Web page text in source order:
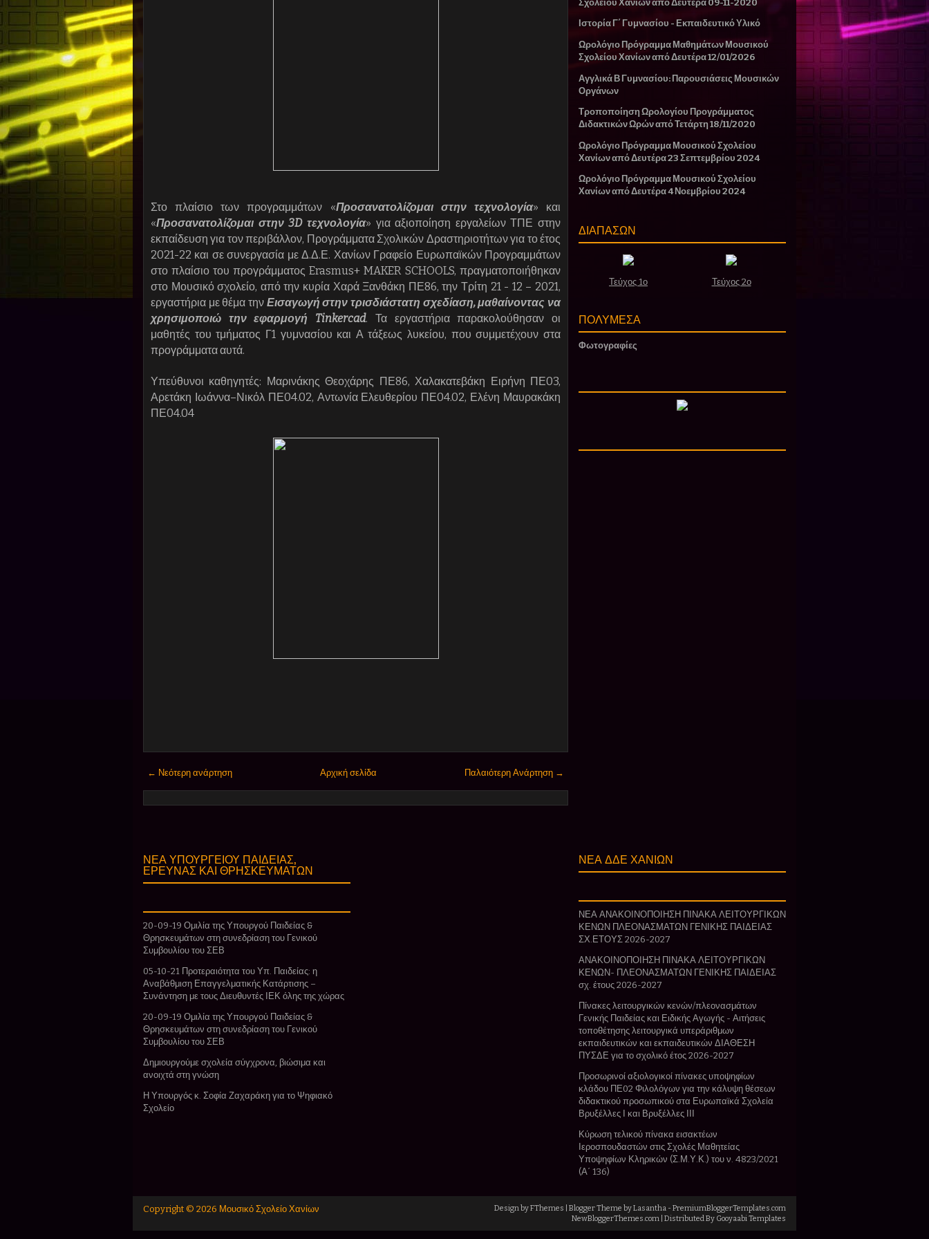
Στο πλαίσιο των προγραμμάτων «Προσανατολίζομαι στην τεχνολογία» και
«Προσανατολίζομαι στην 3D τεχνολογία» για αξιοποίηση εργαλείων ΤΠΕ στην
εκπαίδευση για τον περιβάλλον, Προγράμματα Σχολικών Δραστηριοτήτων για το έτος
2021-22 και σε συνεργασία με Δ.Δ.Ε. Χανίων Γραφείο Ευρωπαϊκών Προγραμμάτων
στο πλαίσιο του προγράμματος Erasmus+ MAKER SCHOOLS, πραγματοποιήθηκαν
στο Μουσικό σχολείο, από την κυρία Χαρά Ξανθάκη ΠΕ86, την Τρίτη 21 - 12 – 2021,
εργαστήρια με θέμα την Εισαγωγή στην τρισδιάστατη σχεδίαση, μαθαίνοντας να
χρησιμοποιώ την εφαρμογή Tinkercad. Τα εργαστήρια παρακολούθησαν οι
μαθητές του τμήματος Γ1 γυμνασίου και Α τάξεως λυκείου, που συμμετέχουν στα
προγράμματα αυτά.
Υπεύθυνοι καθηγητές: Μαρινάκης Θεοχάρης ΠΕ86, Χαλακατεβάκη Ειρήνη ΠΕ03,
Αρετάκη Ιωάννα–Νικόλ ΠΕ04.02, Αντωνία Ελευθερίου ΠΕ04.02, Ελένη Μαυρακάκη
ΠΕ04.04
← Νεότερη ανάρτηση Παλαιότερη Ανάρτηση →
Αρχική σελίδα
Σχολείου Χανίων από Δευτέρα 09-11-2020
Ιστορία Γ΄ Γυμνασίου - Εκπαιδευτικό Υλικό
Ωρολόγιο Πρόγραμμα Μαθημάτων Μουσικού
Σχολείου Χανίων από Δευτέρα 12/01/2026
Αγγλικά Β Γυμνασίου: Παρουσιάσεις Μουσικών
Οργάνων
Τροποποίηση Ωρολογίου Προγράμματος
Διδακτικών Ωρών από Τετάρτη 18/11/2020
Ωρολόγιο Πρόγραμμα Μουσικού Σχολείου
Χανίων από Δευτέρα 23 Σεπτεμβρίου 2024
Ωρολόγιο Πρόγραμμα Μουσικού Σχολείου
Χανίων από Δευτέρα 4 Νοεμβρίου 2024
ΔΙΑΠΑΣΩΝ
Τεύχος 1ο Τεύχος 2ο
ΠΟΛΥΜΕΣΑ
Φωτογραφίες
ΝΕΑ ΥΠΟΥΡΓΕΙΟΥ ΠΑΙΔΕΙΑΣ,
ΕΡΕΥΝΑΣ ΚΑΙ ΘΡΗΣΚΕΥΜΑΤΩΝ
20-09-19 Ομιλία της Υπουργού Παιδείας &
Θρησκευμάτων στη συνεδρίαση του Γενικού
Συμβουλίου του ΣΕΒ
05-10-21 Προτεραιότητα του Υπ. Παιδείας: η
Αναβάθμιση Επαγγελματικής Κατάρτισης –
Συνάντηση με τους Διευθυντές ΙΕΚ όλης της χώρας
20-09-19 Ομιλία της Υπουργού Παιδείας &
Θρησκευμάτων στη συνεδρίαση του Γενικού
Συμβουλίου του ΣΕΒ
Δημιουργούμε σχολεία σύγχρονα, βιώσιμα και
ανοιχτά στη γνώση
Η Υπουργός κ. Σοφία Ζαχαράκη για το Ψηφιακό
Σχολείο
ΝΕΑ ΔΔΕ ΧΑΝΙΩΝ
ΝΕΑ ΑΝΑΚΟΙΝΟΠΟΙΗΣΗ ΠΙΝΑΚΑ ΛΕΙΤΟΥΡΓΙΚΩΝ
ΚΕΝΩΝ ΠΛΕΟΝΑΣΜΑΤΩΝ ΓΕΝΙΚΗΣ ΠΑΙΔΕΙΑΣ
ΣΧ.ΕΤΟΥΣ 2026-2027
ΑΝΑΚΟΙΝΟΠΟΙΗΣΗ ΠΙΝΑΚΑ ΛΕΙΤΟΥΡΓΙΚΩΝ
ΚΕΝΩΝ- ΠΛΕΟΝΑΣΜΑΤΩΝ ΓΕΝΙΚΗΣ ΠΑΙΔΕΙΑΣ
σχ. έτους 2026-2027
Πίνακες λειτουργικών κενών/πλεονασμάτων
Γενικής Παιδείας και Ειδικής Αγωγής - Αιτήσεις
τοποθέτησης λειτουργικά υπεράριθμων
εκπαιδευτικών και εκπαιδευτικών ΔΙΑΘΕΣΗ
ΠΥΣΔΕ για το σχολικό έτος 2026-2027
Προσωρινοί αξιολογικοί πίνακες υποψηφίων
κλάδου ΠΕ02 Φιλολόγων για την κάλυψη θέσεων
διδακτικού προσωπικού στα Ευρωπαϊκά Σχολεία
Βρυξέλλες Ι και Βρυξέλλες ΙΙΙ
Κύρωση τελικού πίνακα εισακτέων
Ιεροσπουδαστών στις Σχολές Μαθητείας
Υποψηφίων Κληρικών (Σ.Μ.Υ.Κ.) του ν. 4823/2021
(Α΄ 136)
Copyright © 2026 Μουσικό Σχολείο Χανίων Design byFThemes | Blogger Theme byLasantha - PremiumBloggerTemplates.com
NewBloggerThemes.com | Distributed By Gooyaabi Templates